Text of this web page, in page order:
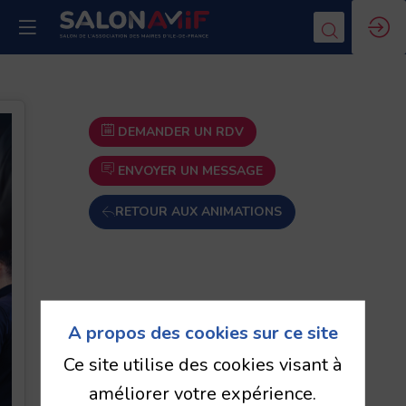
DEMANDER UN RDV
ENVOYER UN MESSAGE
RETOUR AUX ANIMATIONS
A propos des cookies sur ce site
Ce site utilise des cookies visant à
améliorer votre expérience.